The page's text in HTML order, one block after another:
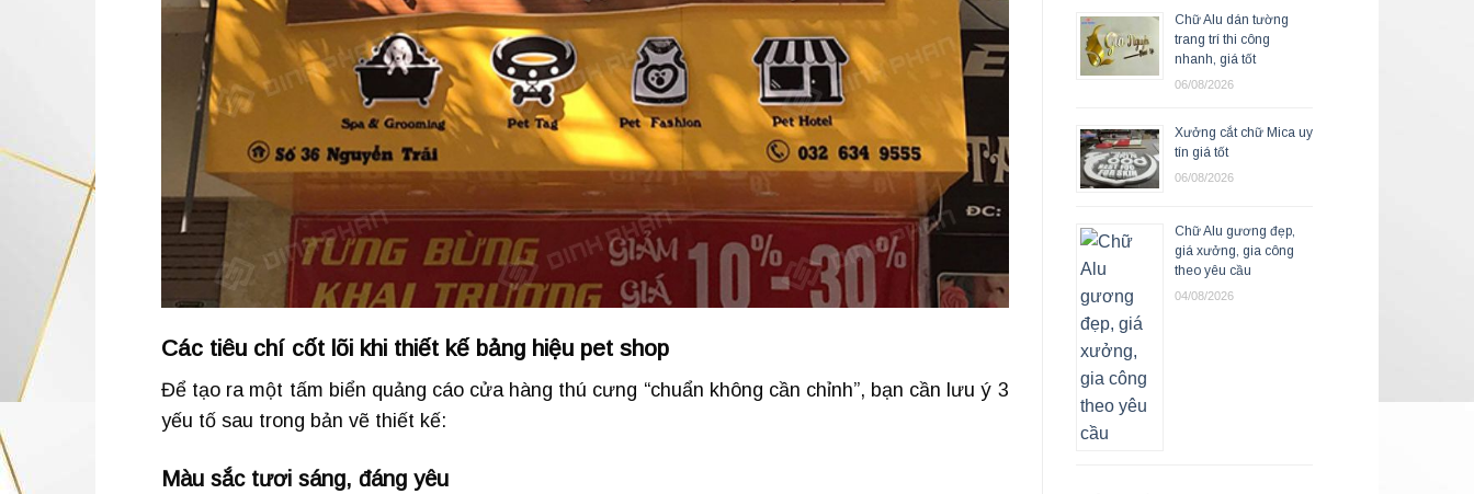
Các tiêu chí cốt lõi khi thiết kế bảng hiệu pet shop
Để tạo ra một tấm biển quảng cáo cửa hàng thú cưng “chuẩn không cần chỉnh”, bạn cần lưu ý 3
yếu tố sau trong bản vẽ thiết kế:
Màu sắc tươi sáng, đáng yêu
Chữ Alu dán tường
trang trí thi công
nhanh, giá tốt
06/08/2026
Xưởng cắt chữ Mica uy
tín giá tốt
06/08/2026
Chữ Alu gương đẹp,
giá xưởng, gia công
theo yêu cầu
04/08/2026